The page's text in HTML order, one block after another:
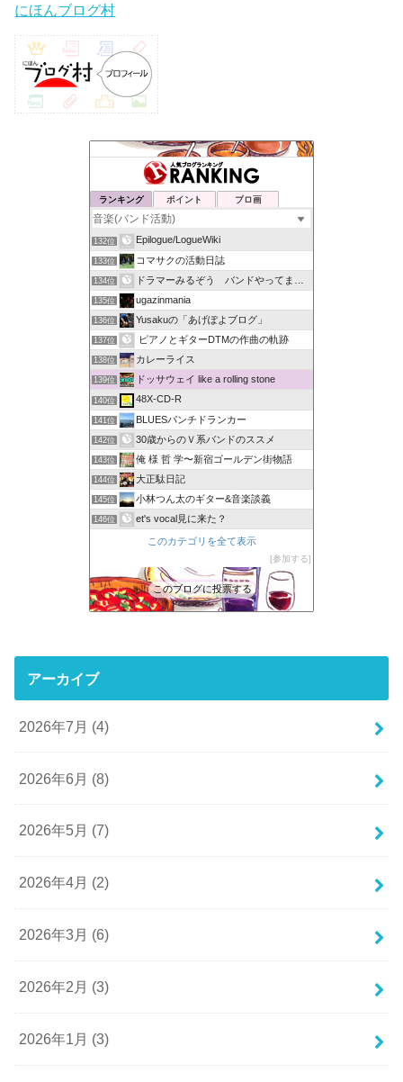
にほんブログ村
ランキング ポイント ブロ画
132位 Epilogue/LogueWiki
133位 コマサクの活動日誌
134位 ドラマーみるぞう バンドやってまするぅ
135位 ugazinmania
136位 Yusakuの「あげぽよブログ」
137位 ピアノとギターDTMの作曲の軌跡
138位 カレーライス
139位 ドッサウェイ like a rolling stone
140位 48X-CD-R
141位 BLUESパンチドランカー
142位 30歳からのＶ系バンドのススメ
143位 俺 様 哲 学〜新宿ゴールデン街物語
144位 大正駄日記
145位 小林つん太のギター&音楽談義
146位 et's vocal見に来た？
このカテゴリを全て表示
参加する
このブログに投票する
アーカイブ
2026年7月 (4)
2026年6月 (8)
2026年5月 (7)
2026年4月 (2)
2026年3月 (6)
2026年2月 (3)
2026年1月 (3)